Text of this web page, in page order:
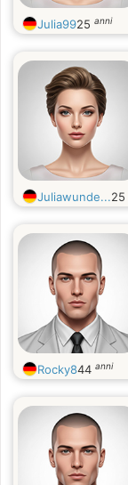
Julia9925 anni
Juliawunde...25
Rocky844 anni